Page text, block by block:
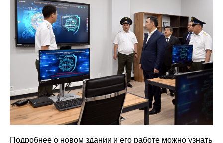
Подробнее о новом здании и его работе можно узнать